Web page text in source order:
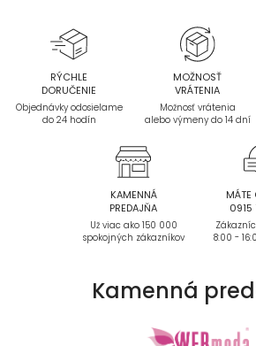
RÝCHLE
DORUČENIE
Objednávky odosielame
do 24 hodín
MOŽNOSŤ
VRÁTENIA
Možnosť vrátenia
alebo výmeny do 14 dní
KAMENNÁ
PREDAJŇA
Už viac ako 150 000
spokojných zákazníkov
MÁTE
0915
8:00 -
Kamenná